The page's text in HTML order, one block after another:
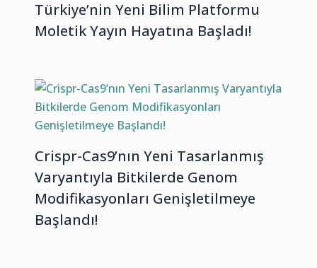
Türkiye’nin Yeni Bilim Platformu
Moletik Yayın Hayatına Başladı!
Crispr-Cas9’nın Yeni Tasarlanmış
Varyantıyla Bitkilerde Genom
Modifikasyonları Genişletilmeye
Başlandı!